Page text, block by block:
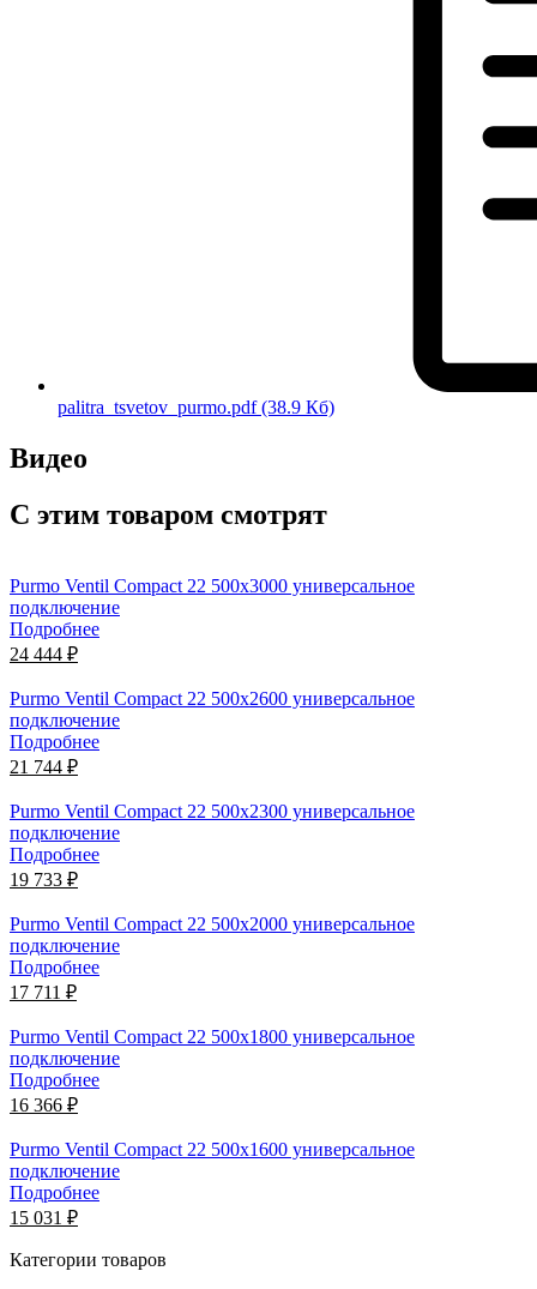
palitra_tsvetov_purmo.pdf(38.9 Кб)
Видео
С этим товаром смотрят
Purmo Ventil Compact 22 500х3000 универсальное
подключение
Подробнее
24 444 ₽
Purmo Ventil Compact 22 500х2600 универсальное
подключение
Подробнее
21 744 ₽
Purmo Ventil Compact 22 500х2300 универсальное
подключение
Подробнее
19 733 ₽
Purmo Ventil Compact 22 500х2000 универсальное
подключение
Подробнее
17 711 ₽
Purmo Ventil Compact 22 500х1800 универсальное
подключение
Подробнее
16 366 ₽
Purmo Ventil Compact 22 500х1600 универсальное
подключение
Подробнее
15 031 ₽
Категории товаров